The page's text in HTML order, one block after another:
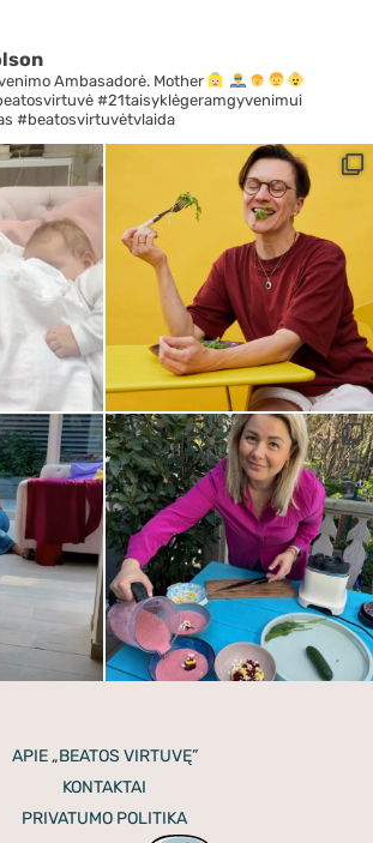
Ambasadorė. Mother
#21taisyklėgeramgyvenimui
#beatosvirtuvėtvlaida
APIE „BEATOS VIRTUVĘ”
KONTAKTAI
PRIVATUMO POLITIKA